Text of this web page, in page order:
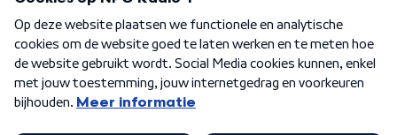
Algemene voorwaarden Privacybeleid